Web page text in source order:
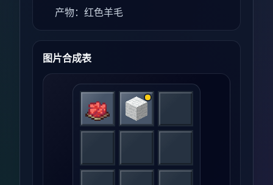
产物：红色羊毛
图片合成表